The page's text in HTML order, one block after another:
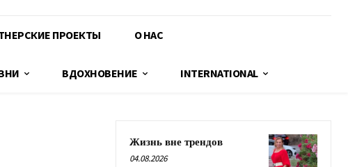
ПРОЕКТЫ О НАС
ВДОХНОВЕНИЕ INTERNATIONAL
Жизнь вне трендов
04.08.2026